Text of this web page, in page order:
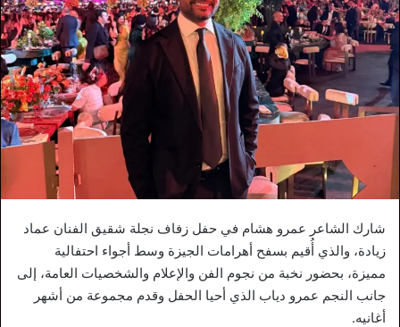
شارك الشاعر عمرو هشام في حفل زفاف نجلة شقيق الفنان عماد
زيادة، والذي أُقيم بسفح أهرامات الجيزة وسط أجواء احتفالية
مميزة، بحضور نخبة من نجوم الفن والإعلام والشخصيات العامة، إلى
جانب النجم عمرو دياب الذي أحيا الحفل وقدم مجموعة من أشهر
أغانيه.